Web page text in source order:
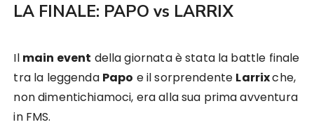
LA FINALE: PAPO vs LARRIX
Il main event della giornata è stata la battle finale
tra la leggenda Papo e il sorprendente Larrixche,
non dimentichiamoci, era alla sua prima avventura
in FMS.